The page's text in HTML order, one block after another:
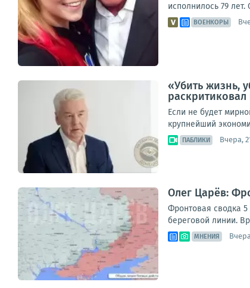
исполнилось 79
ВОЕНКОРЫ
«Убить жизнь,
Если не будет
крупнейший
ПАБЛИКИ Вчера,
Олег Царёв:
Фронтовая сводка 5
береговой линии.
МНЕНИЯ